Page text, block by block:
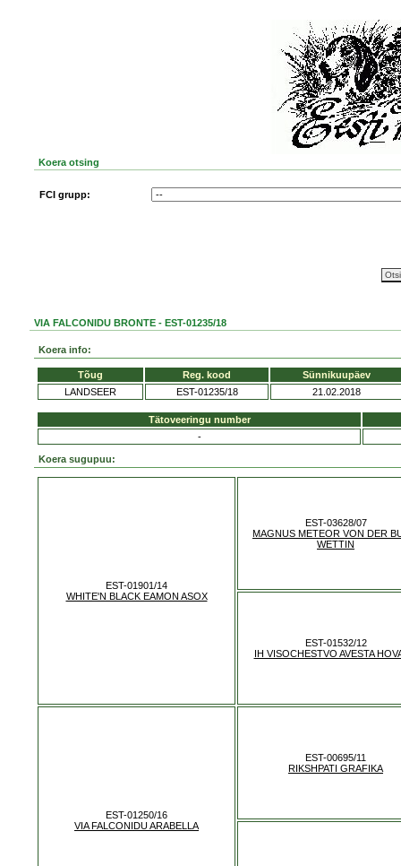
Koera otsing
FCI grupp:
VIA FALCONIDU BRONTE - EST-01235/18
Koera info:
Tõug Reg. kood
Sünnikuupäev
LANDSEER
EST-01235/18 21.02.2018
Tätoveeringu number
-
Koera sugupuu:
EST-01901/14
WHITE'N BLACK EAMON ASOX
EST-03628/07
MAGNUS METEOR VON DER
WETTIN
EST-01532/12
IH VISOCHESTVO AVESTA
EST-01250/16
VIA FALCONIDU ARABELLA
EST-00695/11
RIKSHPATI GRAFIKA